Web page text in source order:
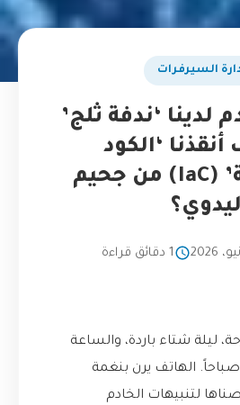
السيرفرات
لدينا ‘ندفة ثلج’
‘الكود
كبنية تحتية’ (IaC) من جحيم
1 دقائق قراءة
ليلة شتاء باردة، والساعة
صباحاً. الهاتف يرن بنغمة
لتنبيهات الخادم